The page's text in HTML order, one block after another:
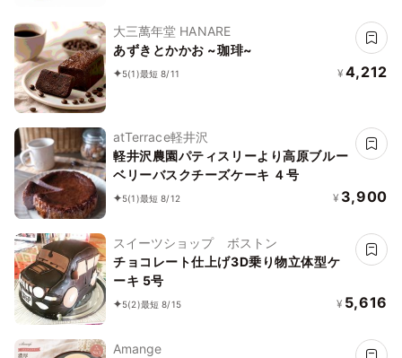
大三萬年堂 HANARE
あずきとかかお ~珈琲~
5(1)最短 8/11 ¥ 4,212
atTerrace軽井沢
軽井沢農園パティスリーより高原ブルー
ベリーバスクチーズケーキ ４号
5(1)最短 8/12 ¥ 3,900
スイーツショップ ボストン
チョコレート仕上げ3D乗り物立体型ケ
ーキ 5号
5(2)最短 8/15 ¥ 5,616
Amange